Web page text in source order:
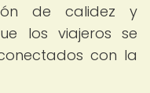
de calidez y
los viajeros se
con la